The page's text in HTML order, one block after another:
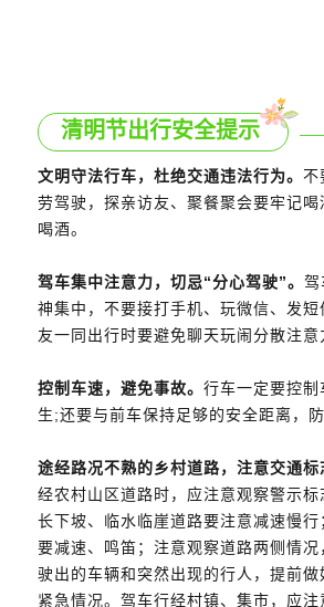
清明节出行安全提示
文明守法行车，杜绝交通违法行为。 不
劳驾驶，探亲访友、聚餐聚会要牢记
喝酒。
驾车集中注意力，切忌“分心驾驶”。 驾
神集中，不要接打手机、玩微信、发
友一同出行时要避免聊天玩闹分散注意
控制车速，避免事故。 行车一定要控制
生;还要与前车保持足够的安全距离，防
途经路况不熟的乡村道路，注意交通标
经农村山区道路时，应注意观察警示标
长下坡、临水临崖道路要注意减速慢
要减速、鸣笛；注意观察道路两侧情
驶出的车辆和突然出现的行人，提前
紧急情况。驾车行经村镇、集市，应